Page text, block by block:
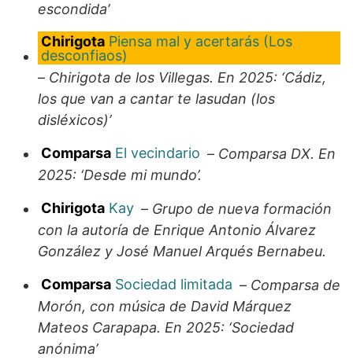
escondida’
Chirigota Piensa mal y acertarás (Los
desconfiaos)
– Chirigota de los Villegas. En 2025: ‘Cádiz,
los que van a cantar te lasudan (los
disléxicos)’
Comparsa El vecindario – Comparsa DX. En
2025: ‘Desde mi mundo’.
Chirigota Kay – Grupo de nueva formación
con la autoría de Enrique Antonio Álvarez
González y José Manuel Arqués Bernabeu.
Comparsa Sociedad limitada – Comparsa de
Morón, con música de David Márquez
Mateos Carapapa. En 2025: ‘Sociedad
anónima’